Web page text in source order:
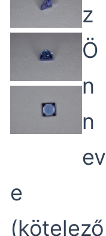
z
Ö
n
n
ev
e
(kötelező